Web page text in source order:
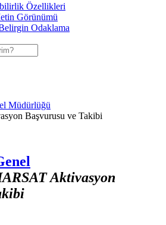
Özellikleri
Görünümü
Odaklama
Müdürlüğü
Başvurusu ve Takibi
Aktivasyon